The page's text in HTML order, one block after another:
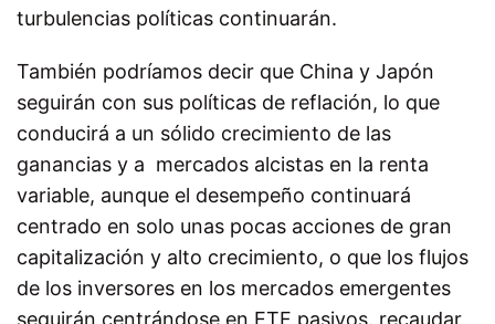
turbulencias políticas continuarán.
También podríamos decir que China y Japón
seguirán con sus políticas de reflación, lo que
conducirá a un sólido crecimiento de las
ganancias y a mercados alcistas en la renta
variable, aunque el desempeño continuará
centrado en solo unas pocas acciones de gran
capitalización y alto crecimiento, o que los flujos
de los inversores en los mercados emergentes
seguirán centrándose en ETF pasivos. recaudar